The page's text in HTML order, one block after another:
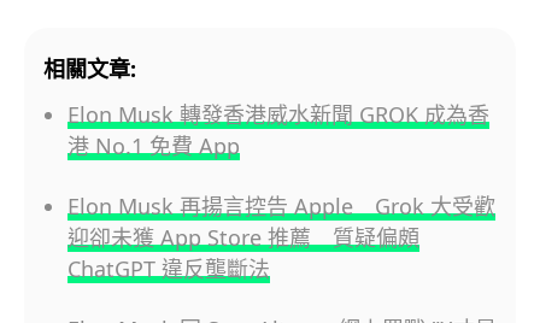
相關文章:
Elon Musk 轉發香港威水新聞 GROK 成為香
港 No.1 免費 App
Elon Musk 再揚言控告 Apple Grok 大受歡
迎卻未獲 App Store 推薦 質疑偏頗
ChatGPT 違反壟斷法